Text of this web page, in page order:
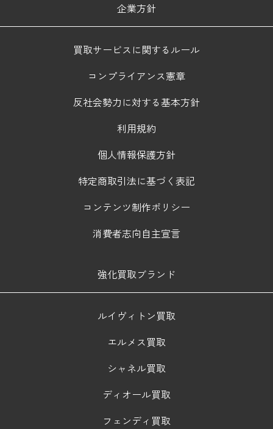
企業方針
買取サービスに関するルール
コンプライアンス憲章
反社会勢力に対する基本方針
利用規約
個人情報保護方針
特定商取引法に基づく表記
コンテンツ制作ポリシー
消費者志向自主宣言
強化買取ブランド
ルイヴィトン買取
エルメス買取
シャネル買取
ディオール買取
フェンディ買取